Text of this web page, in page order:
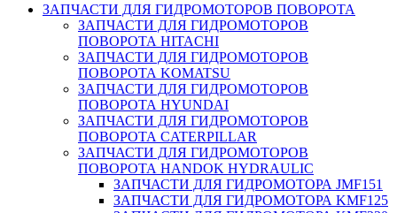
ЗАПЧАСТИ ДЛЯ ГИДРОМОТОРОВ ПОВОРОТА
ЗАПЧАСТИ ДЛЯ ГИДРОМОТОРОВ
ПОВОРОТА HITACHI
ЗАПЧАСТИ ДЛЯ ГИДРОМОТОРОВ
ПОВОРОТА KOMATSU
ЗАПЧАСТИ ДЛЯ ГИДРОМОТОРОВ
ПОВОРОТА HYUNDAI
ЗАПЧАСТИ ДЛЯ ГИДРОМОТОРОВ
ПОВОРОТА CATERPILLAR
ЗАПЧАСТИ ДЛЯ ГИДРОМОТОРОВ
ПОВОРОТА HANDOK HYDRAULIC
ЗАПЧАСТИ ДЛЯ ГИДРОМОТОРА JMF151
ЗАПЧАСТИ ДЛЯ ГИДРОМОТОРА KMF125